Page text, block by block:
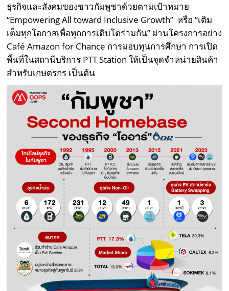
ธุรกิจและสังคมของชาวกัมพูชาด้วยตามเป้าหมาย
“Empowering All toward Inclusive Growth” หรือ “เติม
เต็มทุกโอกาสเพื่อทุกการเติบโตร่วมกัน” ผ่านโครงการอย่าง
Café Amazon for Chance การมอบทุนการศึกษา การเปิด
พื้นที่ในสถานีบริการ PTT Station ให้เป็นจุดจำหน่ายสินค้า
สำหรับเกษตรกร เป็นต้น